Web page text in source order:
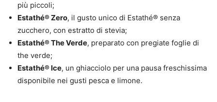
più piccoli;
Estathé® Zero, il gusto unico di Estathé® senza
zucchero, con estratto di stevia;
Estathé® The Verde, preparato con pregiate foglie di
the verde;
Estathé® Ice, un ghiacciolo per una pausa freschissima
disponibile nei gusti pesca e limone.